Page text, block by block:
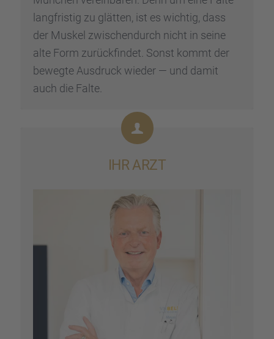
langfris­tig zu glätten, ist es wichtig, dass
der Muskel zwischen­durch nicht in seine
alte Form zurück­fin­det. Sonst kommt der
bewegte Ausdruck wieder — und damit
auch die Falte.
IHR ARZT